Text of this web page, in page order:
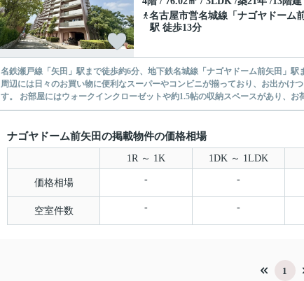
名古屋市営名城線 「 ナゴヤドーム
駅 徒歩13分
名鉄瀬戸線「矢田」駅まで徒歩約6分、地下鉄名城線「ナゴヤドーム前矢田」駅
周辺には日々のお買い物に便利なスーパーやコンビニが揃っており、お出かけ
す。 お部屋にはウォークインクローゼットや約1.5帖の収納スペースがあり、
ナゴヤドーム前矢田の掲載物件の価格相場
1R ～ 1K 1DK ～ 1LDK
価格相場 - -
空室件数 - -
1